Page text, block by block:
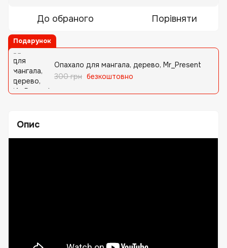
До обраного Порівняти
Подарунок
Опахало для мангала, дерево, Mr_Present
300 грн безкоштовно
Опис